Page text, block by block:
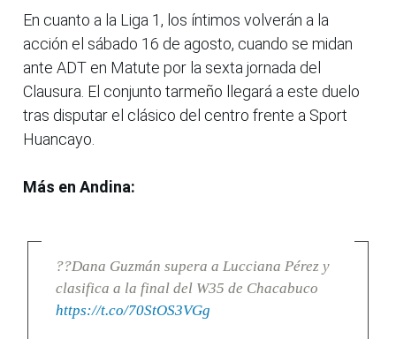
En cuanto a la Liga 1, los íntimos volverán a la
acción el sábado 16 de agosto, cuando se midan
ante ADT en Matute por la sexta jornada del
Clausura. El conjunto tarmeño llegará a este duelo
tras disputar el clásico del centro frente a Sport
Huancayo.
Más en Andina:
??Dana Guzmán supera a Lucciana Pérez y
clasifica a la final del W35 de Chacabuco
https://t.co/70StOS3VGg